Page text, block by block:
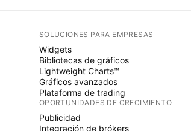
SOLUCIONES PARA EMPRESAS
Widgets
Bibliotecas de gráficos
Lightweight Charts™
Gráficos avanzados
Plataforma de trading
OPORTUNIDADES DE CRECIMIENTO
Publicidad
Integración de brókers